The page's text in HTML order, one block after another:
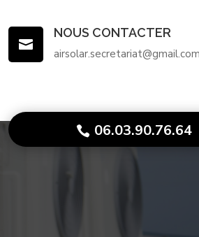

NOUS CONTACTER
airsolar.secretariat@gmail.com
06.03.90.76.64